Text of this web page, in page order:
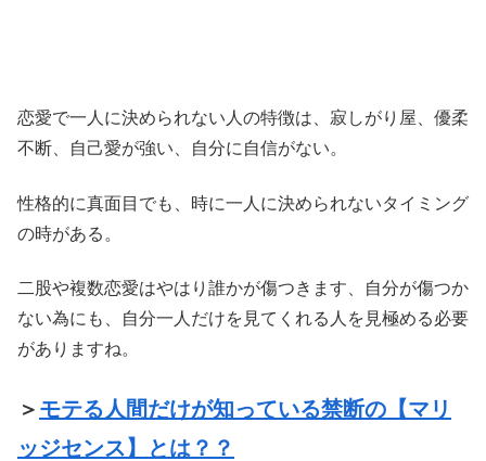
恋愛で一人に決められない人の特徴は、寂しがり屋、優柔
不断、自己愛が強い、自分に自信がない。
性格的に真面目でも、時に一人に決められないタイミング
の時がある。
二股や複数恋愛はやはり誰かが傷つきます、自分が傷つか
ない為にも、自分一人だけを見てくれる人を見極める必要
がありますね。
＞ モテる人間だけが知っている禁断の【マリ
ッジセンス】とは？？